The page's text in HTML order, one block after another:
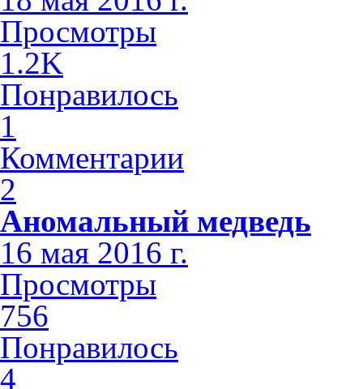
Просмотры
1.2K
Понравилось
1
Комментарии
2
Аномальный медведь
16 мая 2016 г.
Просмотры
756
Понравилось
4